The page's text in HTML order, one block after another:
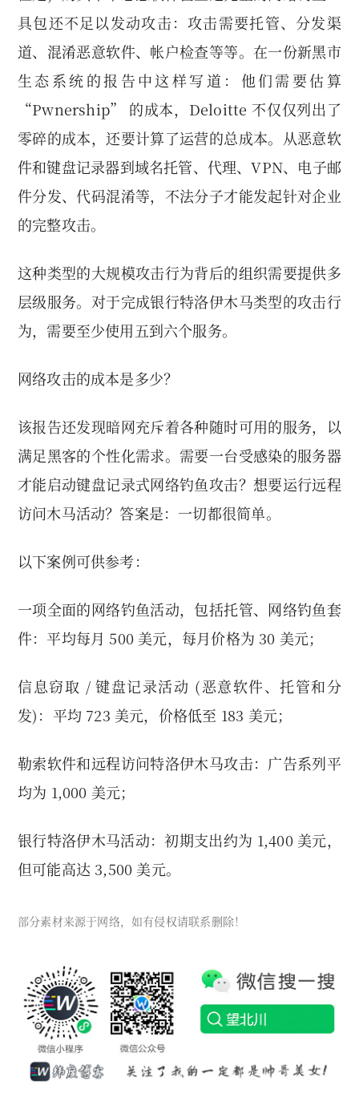
具包还不足以发动攻击：攻击需要托管、分发渠
道、混淆恶意软件、帐户检查等等。在一份新黑市
生态系统的报告中这样写道：他们需要估算
“Pwnership” 的成本，Deloitte 不仅仅列出了
零碎的成本，还要计算了运营的总成本。从恶意软
件和键盘记录器到域名托管、代理、VPN、电子邮
件分发、代码混淆等，不法分子才能发起针对企业
的完整攻击。
这种类型的大规模攻击行为背后的组织需要提供多
层级服务。对于完成银行特洛伊木马类型的攻击行
为，需要至少使用五到六个服务。
网络攻击的成本是多少？
该报告还发现暗网充斥着各种随时可用的服务，以
满足黑客的个性化需求。需要一台受感染的服务器
才能启动键盘记录式网络钓鱼攻击？想要运行远程
访问木马活动？答案是：一切都很简单。
以下案例可供参考：
一项全面的网络钓鱼活动，包括托管、网络钓鱼套
件：平均每月 500 美元，每月价格为 30 美元；
信息窃取 / 键盘记录活动 (恶意软件、托管和分
发)：平均 723 美元，价格低至 183 美元；
勒索软件和远程访问特洛伊木马攻击：广告系列平
均为 1,000 美元；
银行特洛伊木马活动：初期支出约为 1,400 美元，
但可能高达 3,500 美元。
部分素材来源于网络，如有侵权请联系删除！